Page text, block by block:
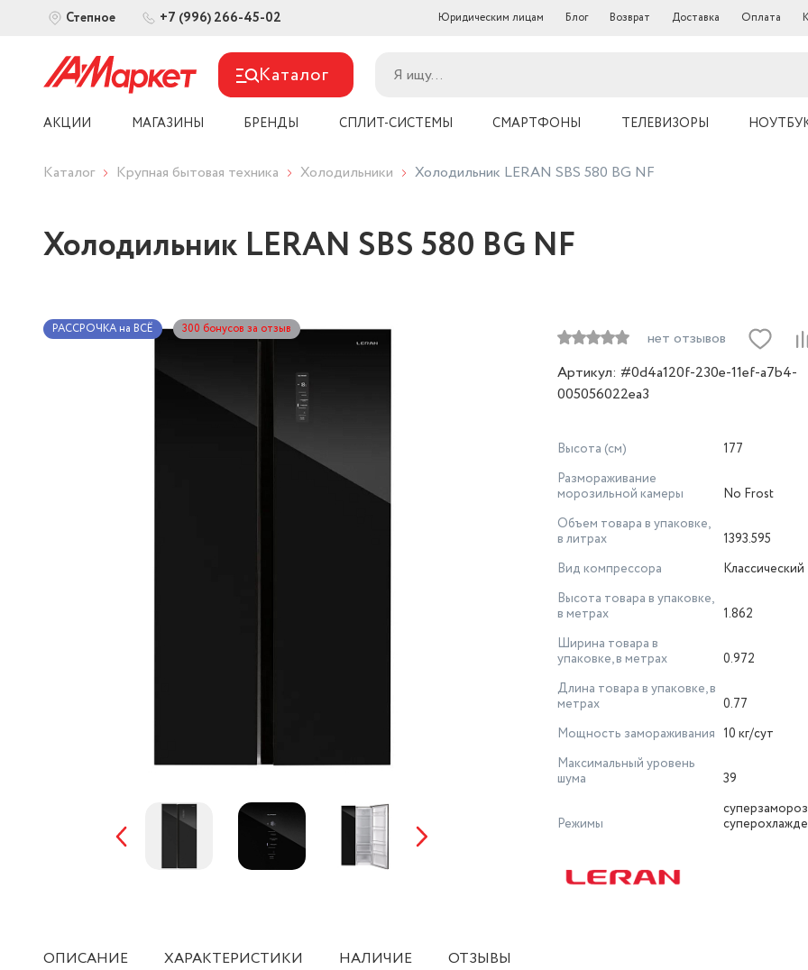
Степное +7 (996) 266-45-02 Юридическим лицам Блог Возврат Доставка Оплата
Каталог
АКЦИИ МАГАЗИНЫ БРЕНДЫ СПЛИТ-СИСТЕМЫ СМАРТФОНЫ ТЕЛЕВИЗОРЫ
Каталог Крупная бытовая техника Холодильники Холодильник LERAN SBS 580 BG NF
Холодильник LERAN SBS 580 BG NF
РАССРОЧКА на ВСЁ 300 бонусов за отзыв
нет отзывов
Артикул: #0d4a120f-230e-11ef-a7b4-
005056022ea3
Высота (см)
177
Размораживание
морозильной камеры
No Frost
Объем товара в упаковке,
в литрах
1393.595
Вид компрессора
Классический
Высота товара в упаковке,
в метрах
1.862
Ширина товара в
упаковке, в метрах
0.972
Длина товара в упаковке, в
метрах
0.77
Мощность замораживания 10 кг/сут
Максимальный уровень
шума
39
Режимы
ОПИСАНИЕ ХАРАКТЕРИСТИКИ НАЛИЧИЕ ОТЗЫВЫ